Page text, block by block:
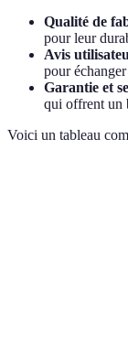
Qualité de
pour leur
Avis
pour
Garantie et
qui offrent un
Voici un tableau